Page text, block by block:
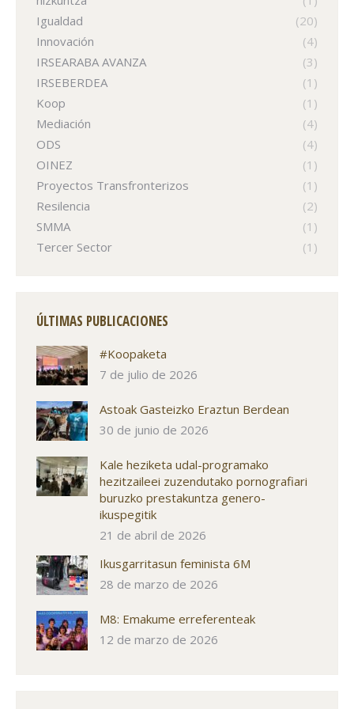
Igualdad
(20)
Innovación
(4)
IRSEARABA AVANZA
(3)
IRSEBERDEA
(1)
Koop
(1)
Mediación
(4)
ODS
(4)
OINEZ
(1)
Proyectos Transfronterizos
(1)
Resilencia
(2)
SMMA
(1)
Tercer Sector
(1)
ÚLTIMAS PUBLICACIONES
#Koopaketa
7 de julio de 2026
Astoak Gasteizko Eraztun Berdean
30 de junio de 2026
Kale heziketa udal-programako
hezitzaileei zuzendutako pornografiari
buruzko prestakuntza genero-
ikuspegitik
21 de abril de 2026
Ikusgarritasun feminista 6M
28 de marzo de 2026
M8: Emakume erreferenteak
12 de marzo de 2026